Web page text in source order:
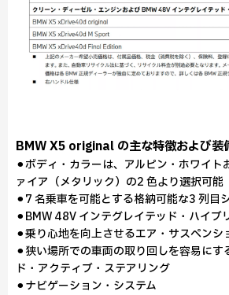
BMW X5 original の主な特徴および装
⚫︎ボディ・カラーは、アルピン・ホワイト
ァイア（メタリック）の2 色より選択可能
⚫︎7 名乗車を可能とする格納可能な3 列目
⚫︎BMW 48V インテグレイテッド・ハイブ
⚫︎乗り心地を向上させるエア・サスペンシ
⚫︎狭い場所での車両の取り回しを容易にす
ド・アクティブ・ステアリング
⚫︎ナビゲーション・システム